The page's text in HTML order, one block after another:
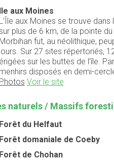
Ile aux Moines
L’Île aux Moines se trouve
plus de 6 km, de la pointe
Morbihan fut, au néolithique,
jours. Sur 27 sites répertoriés,
érigées sur les buttes de l’île.
menhirs disposés en demi-
Photos Voir le site
naturels / Massifs
Forêt du Helfaut
Forêt domaniale de Coeby
Forêt de Chohan